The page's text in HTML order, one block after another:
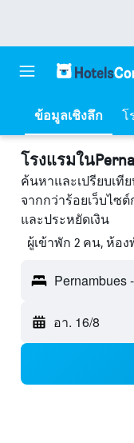
ข้อมูลเชิงลึก โ
โรงแรมใน
ค้นหาและเปรียบเที
จากกว่าร้อยเว็บไซ
และประหยัดเงิน
ผู้เข้าพัก 2 คน, ห้อง
Pernambues
อา. 16/8